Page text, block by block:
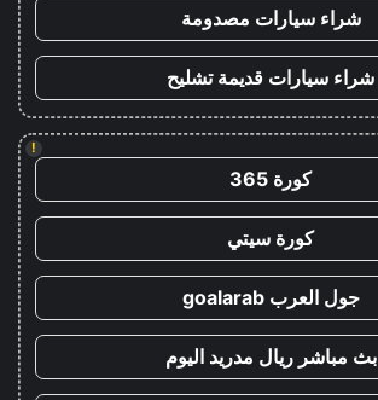
شراء سيارات مصدومة
شراء سيارات قديمة تشليح
!
كورة 365
كورة سيتي
جول العرب goalarab
بث مباشر ريال مدريد اليوم